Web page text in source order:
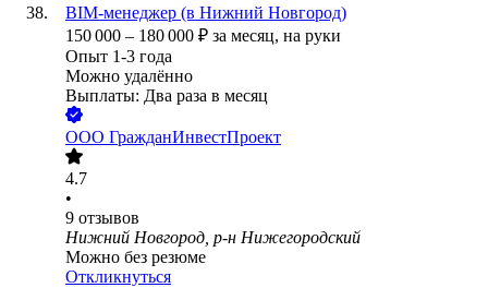
BIM-менеджер (в Нижний Новгород)
150 000 – 180 000 ₽ за месяц, на руки
Опыт 1-3 года
Можно удалённо
Выплаты: Два раза в месяц
ООО ГражданИнвестПроект
4.7
•
9 отзывов
Нижний Новгород, р-н Нижегородский
Можно без резюме
Откликнуться